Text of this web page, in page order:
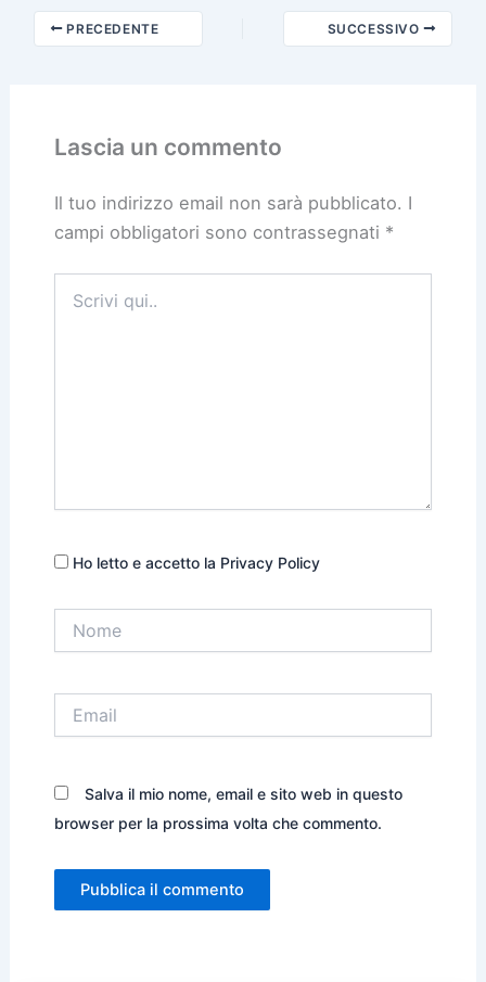
PRECEDENTE SUCCESSIVO
Lascia un commento
Il tuo indirizzo email non sarà pubblicato. I
campi obbligatori sono contrassegnati *
qui..
Ho letto e accetto la Privacy Policy
Salva il mio nome, email e sito web in questo
browser per la prossima volta che commento.